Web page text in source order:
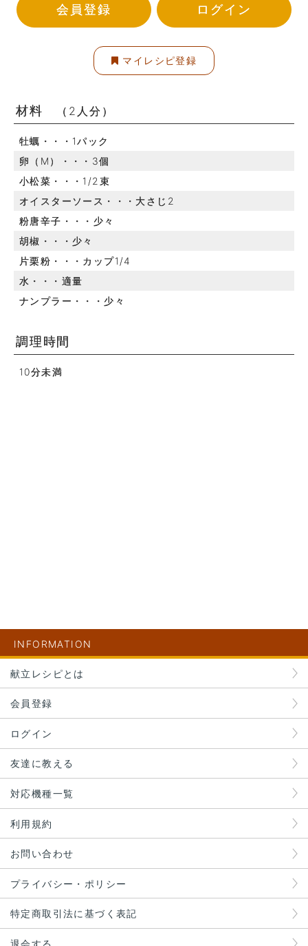
会員登録 ログイン
マイレシピ登録
材料 （2人分）
牡蠣・・・1パック
卵（M）・・・3個
小松菜・・・1/2束
オイスターソース・・・大さじ2
粉唐辛子・・・少々
胡椒・・・少々
片栗粉・・・カップ1/4
水・・・適量
ナンプラー・・・少々
調理時間
10分未満
INFORMATION
献立レシピとは
会員登録
ログイン
友達に教える
対応機種一覧
利用規約
お問い合わせ
プライバシー・ポリシー
特定商取引法に基づく表記
退会する